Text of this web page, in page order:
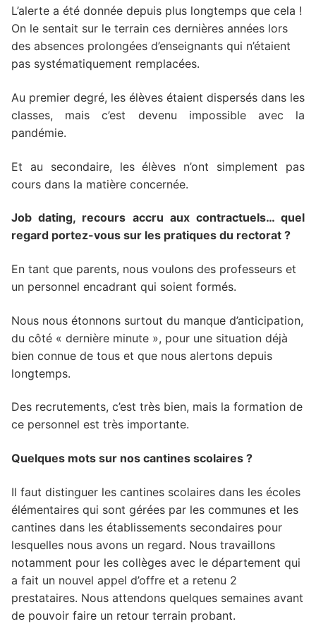
L’alerte a été donnée depuis plus longtemps que cela !
On le sentait sur le terrain ces dernières années lors
des absences prolongées d’enseignants qui n’étaient
pas systématiquement remplacées.
Au premier degré, les élèves étaient dispersés dans les
classes, mais c’est devenu impossible avec la
pandémie.
Et au secondaire, les élèves n’ont simplement pas
cours dans la matière concernée.
Job dating, recours accru aux contractuels… quel
regard portez-vous sur les pratiques du rectorat ?
En tant que parents, nous voulons des professeurs et
un personnel encadrant qui soient formés.
Nous nous étonnons surtout du manque d’anticipation,
du côté « dernière minute », pour une situation déjà
bien connue de tous et que nous alertons depuis
longtemps.
Des recrutements, c’est très bien, mais la formation de
ce personnel est très importante.
Quelques mots sur nos cantines scolaires ?
Il faut distinguer les cantines scolaires dans les écoles
élémentaires qui sont gérées par les communes et les
cantines dans les établissements secondaires pour
lesquelles nous avons un regard. Nous travaillons
notamment pour les collèges avec le département qui
a fait un nouvel appel d’offre et a retenu 2
prestataires. Nous attendons quelques semaines avant
de pouvoir faire un retour terrain probant.